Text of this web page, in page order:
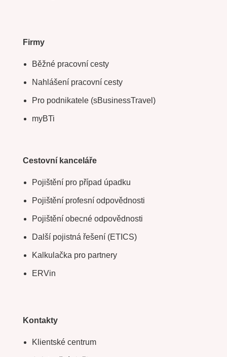
Firmy
Běžné pracovní cesty
Nahlášení pracovní cesty
Pro podnikatele (sBusinessTravel)
myBTi
Cestovní kanceláře
Pojištění pro případ úpadku
Pojištění profesní odpovědnosti
Pojištění obecné odpovědnosti
Další pojistná řešení (ETICS)
Kalkulačka pro partnery
ERVin
Kontakty
Klientské centrum